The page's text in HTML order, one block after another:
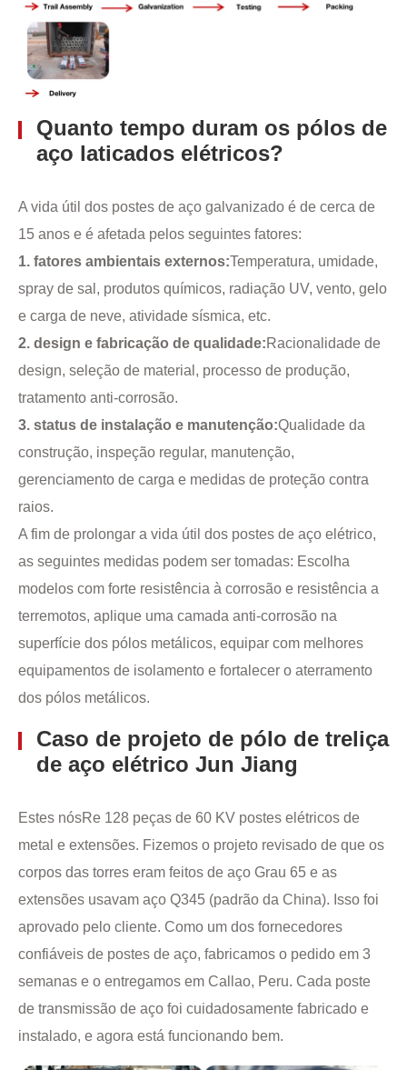
Quanto tempo duram os pólos de
aço laticados elétricos?
A vida útil dos postes de aço galvanizado é de cerca de
15 anos e é afetada pelos seguintes fatores:
1. fatores ambientais externos:Temperatura, umidade,
spray de sal, produtos químicos, radiação UV, vento, gelo
e carga de neve, atividade sísmica, etc.
2. design e fabricação de qualidade:Racionalidade de
design, seleção de material, processo de produção,
tratamento anti-corrosão.
3. status de instalação e manutenção:Qualidade da
construção, inspeção regular, manutenção,
gerenciamento de carga e medidas de proteção contra
raios.
A fim de prolongar a vida útil dos postes de aço elétrico,
as seguintes medidas podem ser tomadas: Escolha
modelos com forte resistência à corrosão e resistência a
terremotos, aplique uma camada anti-corrosão na
superfície dos pólos metálicos, equipar com melhores
equipamentos de isolamento e fortalecer o aterramento
dos pólos metálicos.
Caso de projeto de pólo de treliça
de aço elétrico Jun Jiang
Estes nósRe 128 peças de 60 KV postes elétricos de
metal e extensões. Fizemos o projeto revisado de que os
corpos das torres eram feitos de aço Grau 65 e as
extensões usavam aço Q345 (padrão da China). Isso foi
aprovado pelo cliente. Como um dos fornecedores
confiáveis de postes de aço, fabricamos o pedido em 3
semanas e o entregamos em Callao, Peru. Cada poste
de transmissão de aço foi cuidadosamente fabricado e
instalado, e agora está funcionando bem.